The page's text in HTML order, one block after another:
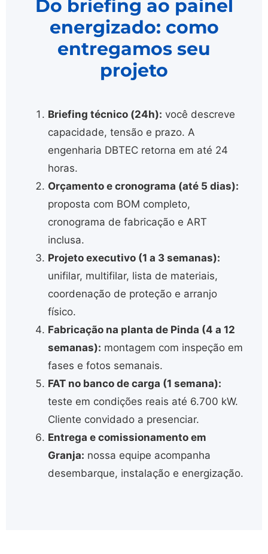
Do briefing ao painel
energizado: como
entregamos seu
projeto
Briefing técnico (24h): você descreve
capacidade, tensão e prazo. A
engenharia DBTEC retorna em até 24
horas.
Orçamento e cronograma (até 5 dias):
proposta com BOM completo,
cronograma de fabricação e ART
inclusa.
Projeto executivo (1 a 3 semanas):
unifilar, multifilar, lista de materiais,
coordenação de proteção e arranjo
físico.
Fabricação na planta de Pinda (4 a 12
semanas): montagem com inspeção em
fases e fotos semanais.
FAT no banco de carga (1 semana):
teste em condições reais até 6.700 kW.
Cliente convidado a presenciar.
Entrega e comissionamento em
Granja: nossa equipe acompanha
desembarque, instalação e energização.